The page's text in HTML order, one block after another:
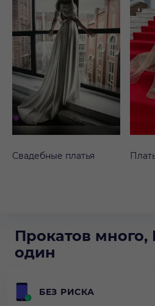
Свадебные платья
Прокатов много,
один
БЕЗ РИСКА